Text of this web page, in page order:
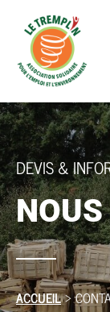
contenu
DEVIS &
ACCUEIL